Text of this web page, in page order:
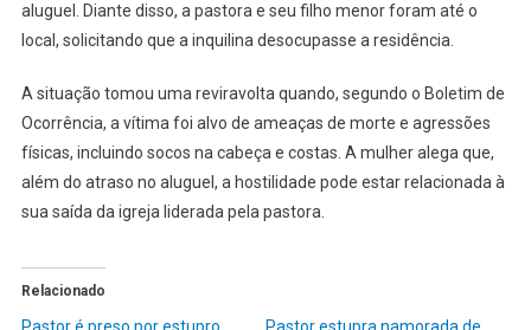
aluguel. Diante disso, a pastora e seu filho menor foram até o
local, solicitando que a inquilina desocupasse a residência.
A situação tomou uma reviravolta quando, segundo o Boletim de
Ocorrência, a vítima foi alvo de ameaças de morte e agressões
físicas, incluindo socos na cabeça e costas. A mulher alega que,
além do atraso no aluguel, a hostilidade pode estar relacionada à
sua saída da igreja liderada pela pastora.
Relacionado